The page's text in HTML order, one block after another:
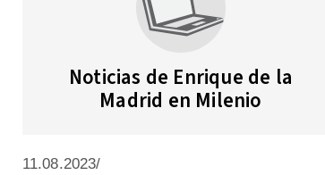
Noticias de Enrique de la
Madrid en Milenio
11.08.2023/